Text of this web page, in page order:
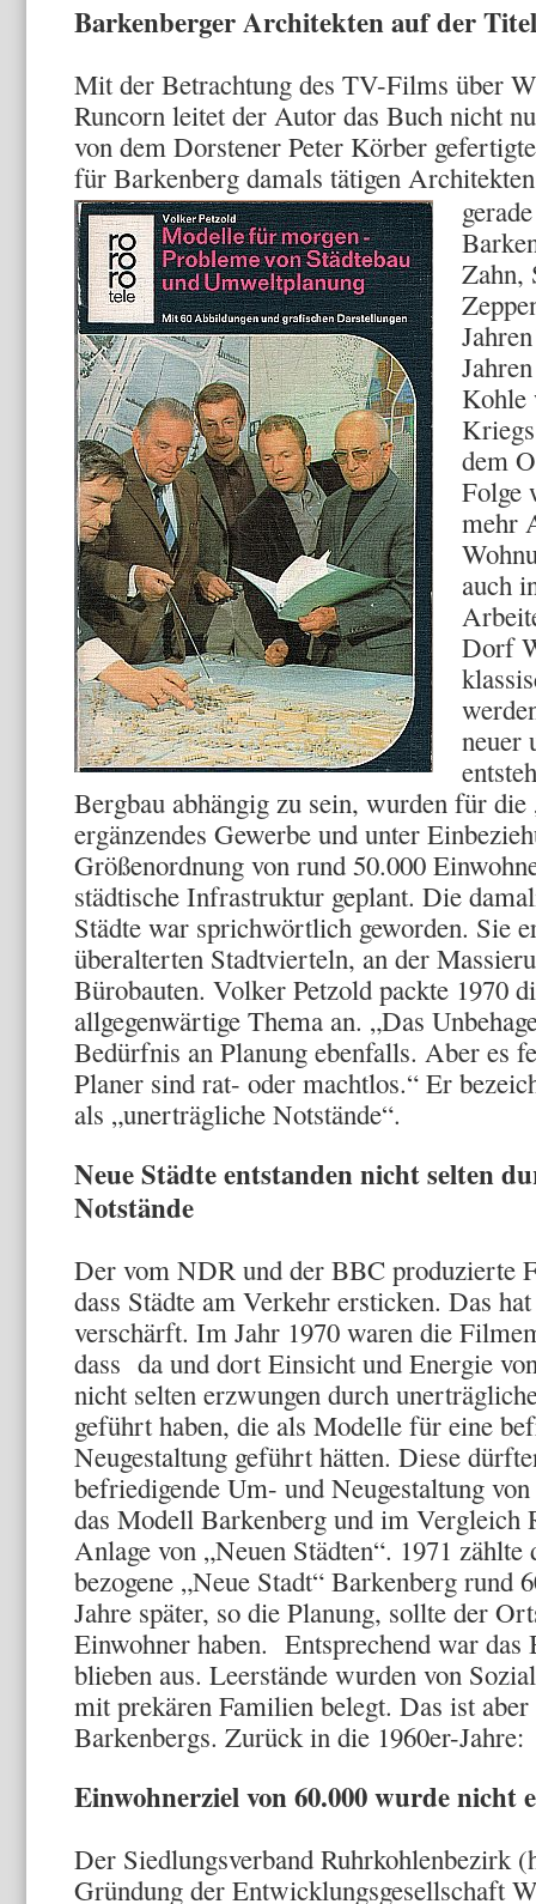
Barkenberger Architekten auf der
Mit der Betrachtung des TV-Films über
Runcorn leitet der Autor das Buch nicht
von dem Dorstener Peter Körber
für Barkenberg damals tätigen
Zahn,
Kohle
dem
Folge
mehr
auch
Dorf
neuer
Bergbau abhängig zu sein, wurden für
ergänzendes Gewerbe und unter
Größenordnung von rund 50.000
städtische Infrastruktur geplant. Die
Städte war sprichwörtlich geworden. Sie
überalterten Stadtvierteln, an der
Bürobauten. Volker Petzold packte 1970
allgegenwärtige Thema an. „Das
Bedürfnis an Planung ebenfalls. Aber es
Planer sind rat- oder machtlos.“ Er
als „unerträgliche Notstände“.
Neue Städte entstanden nicht selten
Notstände
Der vom NDR und der BBC produzierte
dass Städte am Verkehr ersticken. Das
verschärft. Im Jahr 1970 waren die
dass da und dort Einsicht und Energie
nicht selten erzwungen durch
geführt haben, die als Modelle für eine
Neugestaltung geführt hätten. Diese
befriedigende Um- und Neugestaltung
das Modell Barkenberg und im Vergleich
Anlage von „Neuen Städten“. 1971
bezogene „Neue Stadt“ Barkenberg rund
Jahre später, so die Planung, sollte der
Einwohner haben. Entsprechend war das
blieben aus. Leerstände wurden von
mit prekären Familien belegt. Das ist aber
Barkenbergs. Zurück in die 1960er-Jahre:
Einwohnerziel von 60.000 wurde nicht
Der Siedlungsverband Ruhrkohlenbezirk
Gründung der Entwicklungsgesellschaft